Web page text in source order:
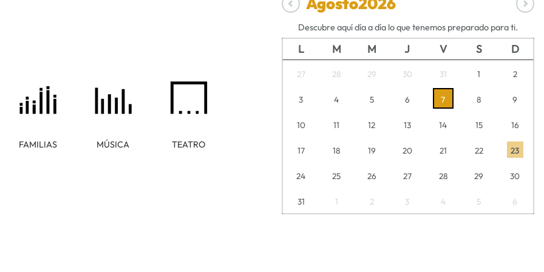
FAMILIAS MÚSICA TEATRO
Descubre aquí día a día lo que tenemos preparado para ti.
L M M J V S D
27 28 29 30 31 1 2
3 4 5 6 7 8 9
10 11 12 13 14 15 16
17 18 19 20 21 22 23
24 25 26 27 28 29 30
31 1 2 3 4 5 6